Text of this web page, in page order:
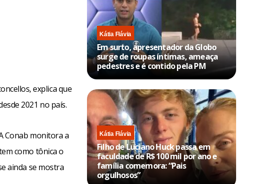
explica que
2021 no país.
Conab monitora a
como tônica o
ainda se mostra
Kátia Flávia
Em surto, apresentador da Globo
surge de roupas íntimas, ameaça
pedestres e é contido pela PM
Kátia Flávia
Filho de Luciano Huck passa em
faculdade de R$ 100 mil por ano e
família comemora: “Pais
orgulhosos”